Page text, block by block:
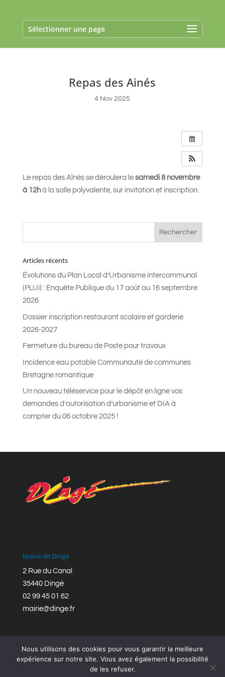
Sélectionner une page
Repas des Ainés
4 Nov 2025
Le repas des Aînés se déroulera lesamedi 8 novembre
à 12hà la salle polyvalente, sur invitation et inscription.
Articles récents
Évolutions du Plan Local d’Urbanisme intercommunal
(PLUi) : Enquête Publique du 17 août au 16 septembre
2026
Dossier inscription restaurant scolaire et garderie
2026-2027
Fermeture du bureau de Poste pour travaux
Incidence eau potable Communauté de communes
Bretagne romantique
Un nouveau téléservice pour le dépôt en ligne vos
demandes d’autorisation d’urbanisme et DIA à
compter du 06 octobre 2025 !
Mairie de Dingé
2 Rue du Canal
35440 Dingé
02 99 45 01 62
mairie@dinge.fr
Réalisation © Mairie de Dingé,Bretagne Romantique
Nous utilisons des cookies pour vous garantir la meilleure
expérience sur notre site. Vous avez également la possibilité
de les refuser.